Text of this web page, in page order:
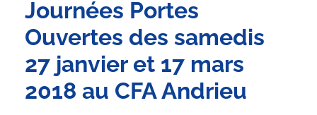
Journées Portes
Ouvertes des samedis
27 janvier et 17 mars
2018 au CFA Andrieu